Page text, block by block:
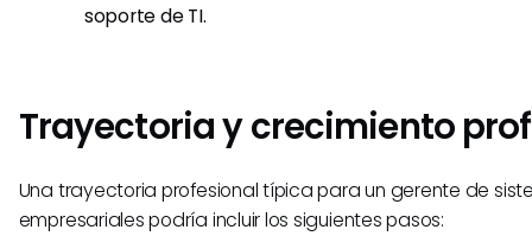
soporte de TI.
Trayectoria y crecimiento
Una trayectoria profesional típica para un gerente de
empresariales podría incluir los siguientes pasos: